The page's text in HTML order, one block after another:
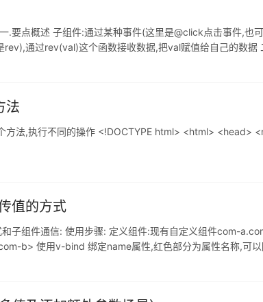
.要点概述 子组件:通过某种事件(这里是@click点击事件,
通过rev(val)这个函数接收数据,把val赋值给自己的数
法
方法,执行不同的操作 <!DOCTYPE html> <html>
值的方式
子组件通信: 使用步骤: 定义组件:现有自定义组件com-
b> 使用v-bind 绑定name属性,红色部分为属性名称,可